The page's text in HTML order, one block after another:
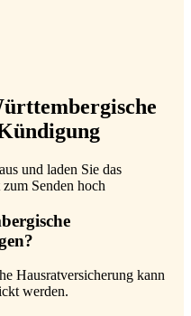
und laden Sie das
Senden hoch
Hausratversicherung kann
werden.